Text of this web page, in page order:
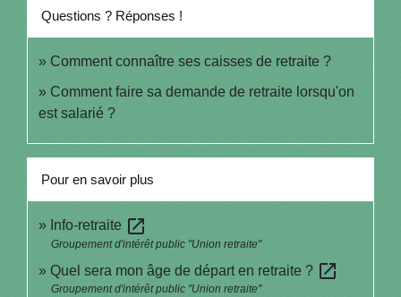
Questions ? Réponses !
Comment connaître ses caisses de retraite ?
Comment faire sa demande de retraite lorsqu'on
est salarié ?
Pour en savoir plus
Info-retraite open_in_new
Groupement d'intérêt public "Union retraite"
Quel sera mon âge de départ en retraite ? open_in_new
Groupement d'intérêt public "Union retraite"